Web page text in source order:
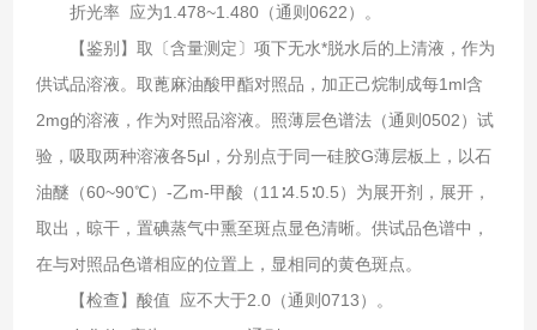
折光率 应为1.478~1.480（通则0622）。
【鉴别】取〔含量测定〕项下无水*脱水后的上清液，作为
供试品溶液。取蓖麻油酸甲酯对照品，加正己烷制成每1ml含
2mg的溶液，作为对照品溶液。照薄层色谱法（通则0502）试
验，吸取两种溶液各5μl，分别点于同一硅胶G薄层板上，以石
油醚（60~90℃）-乙m-甲酸（11∶4.5∶0.5）为展开剂，展开，
取出，晾干，置碘蒸气中熏至斑点显色清晰。供试品色谱中，
在与对照品色谱相应的位置上，显相同的黄色斑点。
【检查】酸值 应不大于2.0（通则0713）。